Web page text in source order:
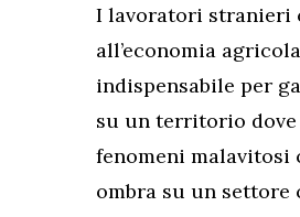
I lavoratori stranieri
all’economia
indispensabile per
su un territorio
fenomeni
ombra su un settore